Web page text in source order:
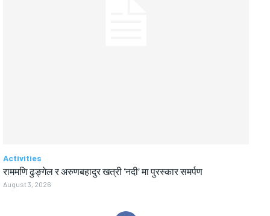
Activities
राममणि ढुङ्गेल र अरुणबहादुर खत्री ‘नदी’ मा पुरस्कार समर्पण
August 3, 2026